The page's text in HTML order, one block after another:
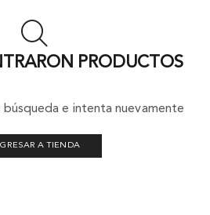
PRODUCTOS
búsqueda e intenta nuevamente
A TIENDA